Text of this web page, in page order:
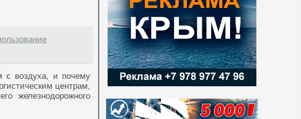
с воздуха, и почему
центрам,
железнодорожного